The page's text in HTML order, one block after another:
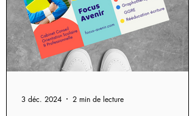
3 déc. 2024 2 min de lecture